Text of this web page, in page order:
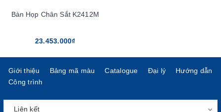
Bàn Họp Chân Sắt K2412M
23.453.000₫
Giới thiệu Bảng mã màu Catalogue Đại lý
Hướng dẫn
Công trình